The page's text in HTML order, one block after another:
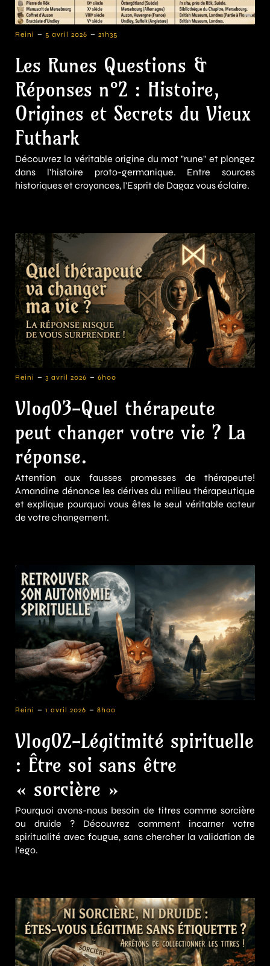
Reini - 5 avril 2026 - 21h35
Les Runes Questions &
Réponses n°2 : Histoire,
Origines et Secrets du Vieux
Futhark
Découvrez la véritable origine du mot "rune" et plongez
dans l'histoire proto-germanique. Entre sources
historiques et croyances, l'Esprit de Dagaz vous éclaire.
Reini - 3 avril 2026 - 6h00
Vlog03-Quel thérapeute
peut changer votre vie ? La
réponse.
Attention aux fausses promesses de thérapeute!
Amandine dénonce les dérives du milieu thérapeutique
et explique pourquoi vous êtes le seul véritable acteur
de votre changement.
Reini - 1 avril 2026 - 8h00
Vlog02-Légitimité spirituelle
: Être soi sans être
« sorcière »
Pourquoi avons-nous besoin de titres comme sorcière
ou druide ? Découvrez comment incarner votre
spiritualité avec fougue, sans chercher la validation de
l'ego.